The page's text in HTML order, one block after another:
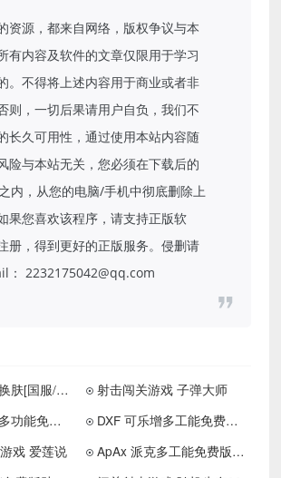
资源，都来自网络，版权争议与本
有内容及软件的文章仅限用于学习
。不得将上述内容用于商业或者非
则，一切后果请用户自负，我们不
长久可用性，通过使用本站内容随
险与本站无关，您必须在下载后的
内，从您的电脑/手机中彻底删除上
果您喜欢该程序，请支持正版软
册，得到更好的正版服务。侵删请
： 2232175042@qq.com
LOL拳头动态换肤[国服/国际服]
射击闯关游戏 子弹大师
CSGO-Osiris多功能免费版助手dll下载 更新置顶
DXF 可乐增多工能免费版工具助手下载
戏 爱莲说
ApAx 派克多工能免费版助手下载 更新置顶